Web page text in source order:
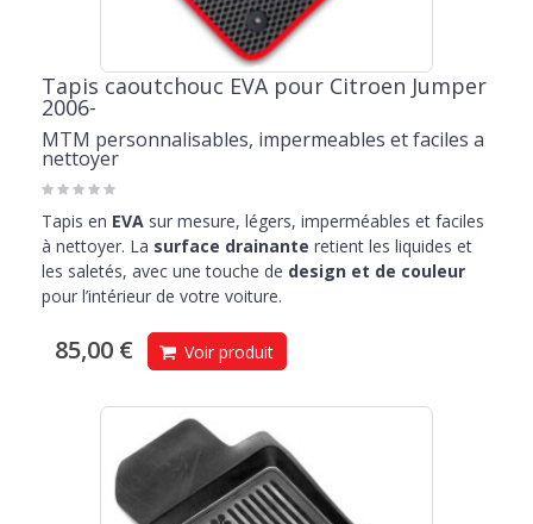
Tapis caoutchouc EVA pour Citroen Jumper
2006-
MTM personnalisables, impermeables et faciles a
nettoyer
Tapis en EVA sur mesure, légers, imperméables et faciles
à nettoyer. La surface drainante retient les liquides et
les saletés, avec une touche de design et de couleur
pour l’intérieur de votre voiture.
85,00 € Voir produit